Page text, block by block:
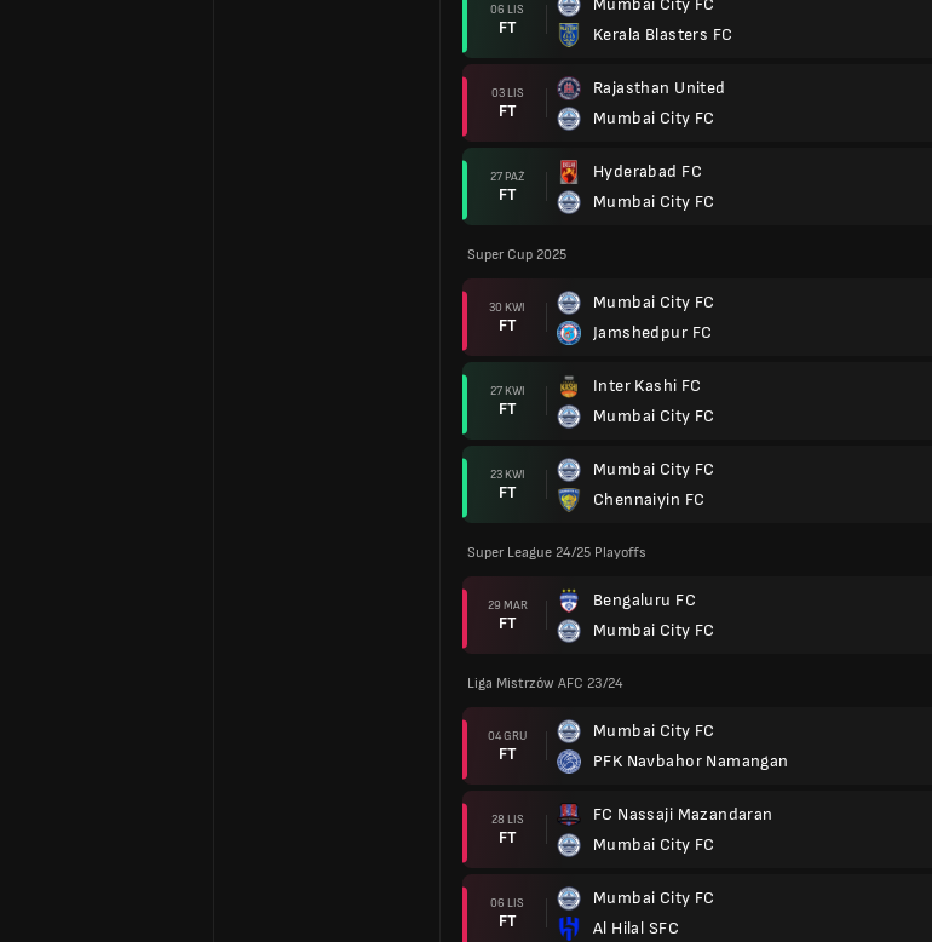
06 LIS
FT
Mumbai City FC
Kerala Blasters FC
03 LIS
FT
Rajasthan United
Mumbai City FC
27 PAŹ
FT
Hyderabad FC
Mumbai City FC
Super Cup 2025
30 KWI
FT
Mumbai City FC
Jamshedpur FC
27 KWI
FT
Inter Kashi FC
Mumbai City FC
23 KWI
FT
Mumbai City FC
Chennaiyin FC
Super League 24/25 Playoffs
29 MAR
FT
Bengaluru FC
Mumbai City FC
Liga Mistrzów AFC 23/24
04 GRU
FT
Mumbai City FC
PFK Navbahor Namangan
28 LIS
FT
FC Nassaji Mazandaran
Mumbai City FC
06 LIS
FT
Mumbai City FC
Al Hilal SFC